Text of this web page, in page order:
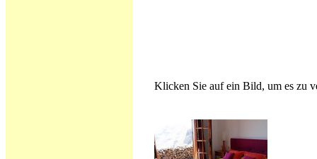
Klicken Sie auf ein Bild, um es zu